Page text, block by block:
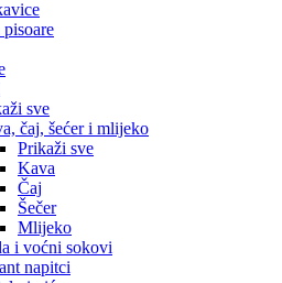
pisoare
sve
čaj, šećer i mlijeko
Prikaži sve
Kava
Čaj
Šečer
Mlijeko
i voćni sokovi
napitci